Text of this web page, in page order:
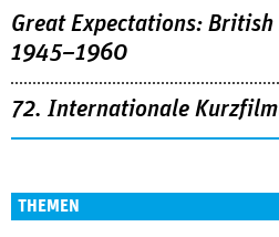
Great Expectations:
1945–1960
72. Internationale
THEMEN